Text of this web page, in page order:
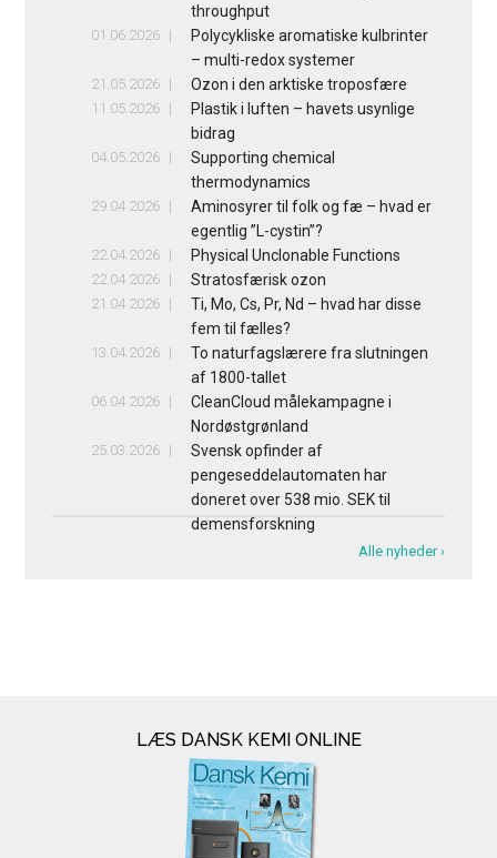
throughput
01.06.2026
Polycykliske aromatiske kulbrinter
– multi-redox systemer
21.05.2026 Ozon i den arktiske troposfære
11.05.2026
Plastik i luften – havets usynlige
bidrag
04.05.2026
Supporting chemical
thermodynamics
29.04.2026
Aminosyrer til folk og fæ – hvad er
egentlig ”L-cystin”?
22.04.2026 Physical Unclonable Functions
22.04.2026 Stratosfærisk ozon
21.04.2026
Ti, Mo, Cs, Pr, Nd – hvad har disse
fem til fælles?
13.04.2026
To naturfagslærere fra slutningen
af 1800-tallet
06.04.2026
CleanCloud målekampagne i
Nordøstgrønland
25.03.2026
Svensk opfinder af
pengeseddelautomaten har
doneret over 538 mio. SEK til
demensforskning
Alle nyheder ›
LÆS DANSK KEMI ONLINE